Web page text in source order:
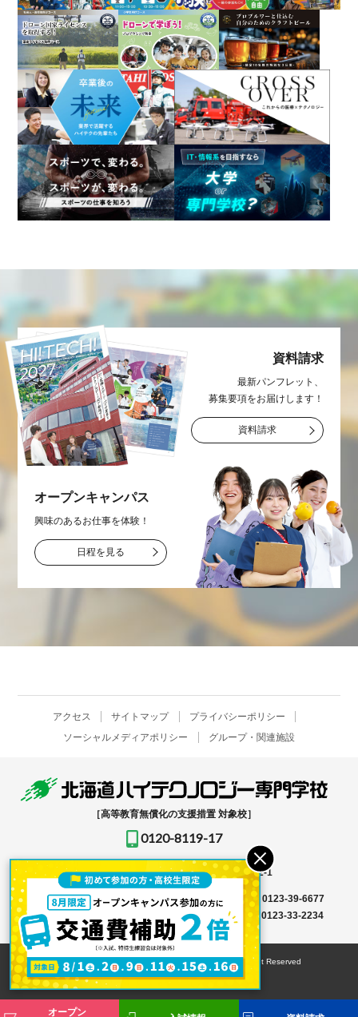
資料請求
最新パンフレット、
募集要項をお届け します！
資料請求
オープンキャンパス
興味のあるお仕事を体験！
日程を見る
アクセス サイトマップ
プライバシーポリシー
ソーシャルメディアポリシー
グループ・関連施設
［高等教育無償化の支援措置 対象校］
0120-8119-17
〒061-1396北海道恵庭市恵み野北2-12-1
入学事務局はこちら → TEL0123-39-6666
FAX 0123-39-6677
その他はこちら →
0123-36-8119FAX 0123-33-2234
© HOKKAIDO HIGH-TECHNOLOGY COLLEGE All Right Reserved
オープン